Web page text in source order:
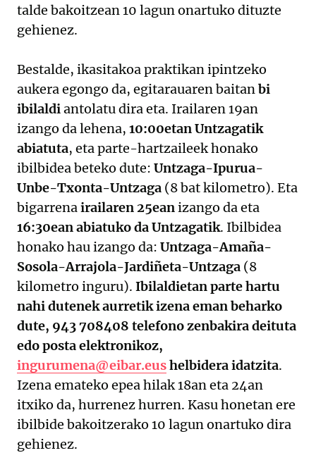
talde bakoitzean 10 lagun onartuko dituzte
gehienez.
Bestalde, ikasitakoa praktikan ipintzeko
aukera egongo da, egitarauaren baitanbi
ibilaldiantolatu dira eta. Irailaren 19an
izango da lehena, 10:00etan Untzagatik
abiatuta, eta parte-hartzaileek honako
ibilbidea beteko dute: Untzaga-Ipurua-
Unbe-Txonta-Untzaga (8 bat kilometro). Eta
bigarrenairailaren 25eanizango da eta
16:30ean abiatuko da Untzagatik. Ibilbidea
honako hau izango da: Untzaga-Amaña-
Sosola-Arrajola-Jardiñeta-Untzaga (8
kilometro inguru). Ibilaldietan parte hartu
nahi dutenek aurretik izena eman beharko
dute, 943 708408 telefono zenbakira deituta
edo posta elektronikoz,
ingurumena@eibar.eushelbidera idatzita.
Izena emateko epea hilak 18an eta 24an
itxiko da, hurrenez hurren. Kasu honetan ere
ibilbide bakoitzerako 10 lagun onartuko dira
gehienez.